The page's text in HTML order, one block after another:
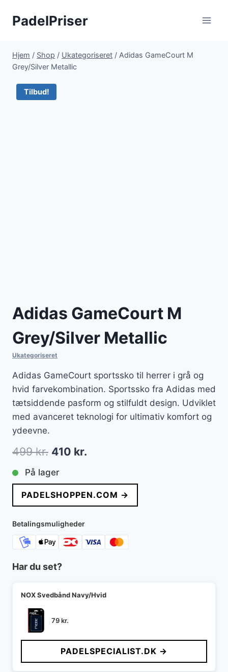
PadelPriser
Hjem / Shop / Ukategoriseret / Adidas GameCourt M
Grey/Silver Metallic
Tilbud!
Adidas GameCourt M
Grey/Silver Metallic
Ukategoriseret
Adidas GameCourt sportssko til herrer i grå og
hvid farvekombination. Sportssko fra Adidas med
tætsiddende pasform og stilfuldt design. Udviklet
med avanceret teknologi for ultimativ komfort og
ydeevne.
499kr. Den
oprindelige
pris
var:
499 kr..
410 kr.
pris
er:
På lager
PADELSHOPPEN.COM →
Betalingsmuligheder
Har du set?
NOX Svedbånd Navy/Hvid
79kr.
PADELSPECIALIST.DK →